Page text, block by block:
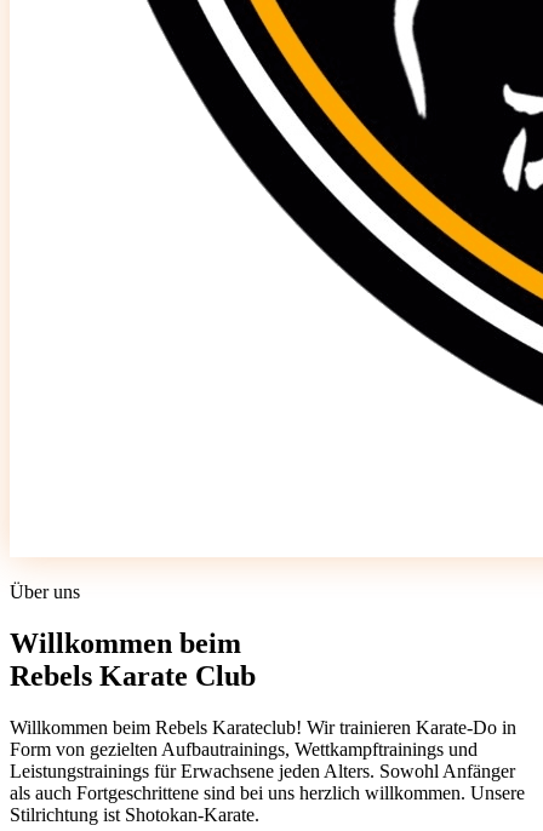
Über uns
Willkommen beim
Rebels Karate Club
Willkommen beim Rebels Karateclub! Wir trainieren Karate-Do in
Form von gezielten Aufbautrainings, Wettkampftrainings und
Leistungstrainings für Erwachsene jeden Alters. Sowohl Anfänger
als auch Fortgeschrittene sind bei uns herzlich willkommen. Unsere
Stilrichtung ist Shotokan-Karate.